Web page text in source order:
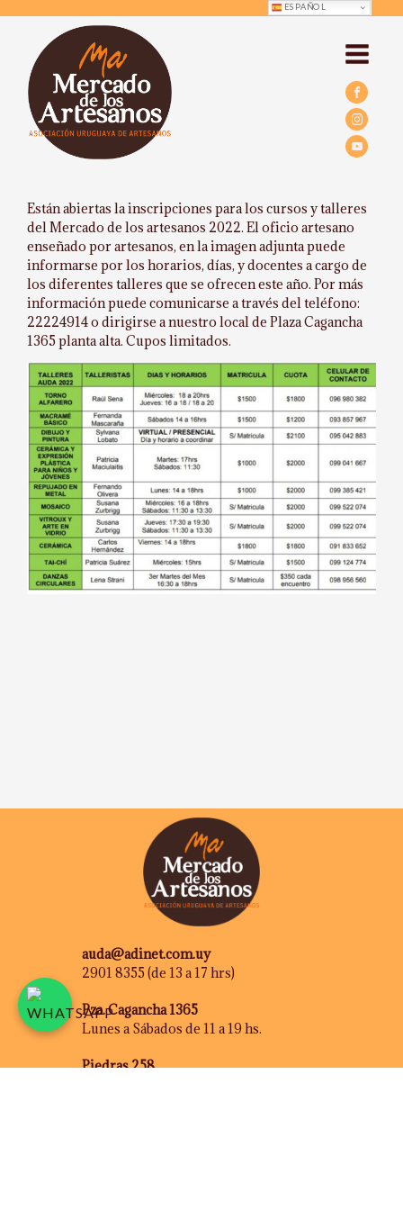
Están abiertas la inscripciones para los cursos y talleres
del Mercado de los artesanos 2022. El oficio artesano
enseñado por artesanos, en la imagen adjunta puede
informarse por los horarios, días, y docentes a cargo de
los diferentes talleres que se ofrecen este año. Por más
información puede comunicarse a través del teléfono:
22224914 o dirigirse a nuestro local de Plaza Cagancha
1365 planta alta. Cupos limitados.
auda@adinet.com.uy
2901 8355 (de 13 a 17 hrs)
Pza. Cagancha 1365
Lunes a Sábados de 11 a 19 hs.
Piedras 258
ESPAÑOL